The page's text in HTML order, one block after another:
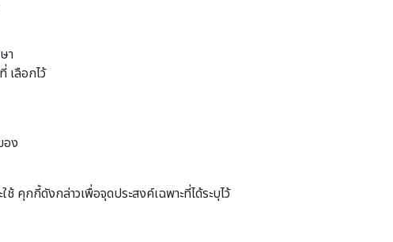
า
เลือกไว้
อง
กกี้ดังกล่าวเพื่อจุดประสงค์เฉพาะที่ได้ระบุไว้